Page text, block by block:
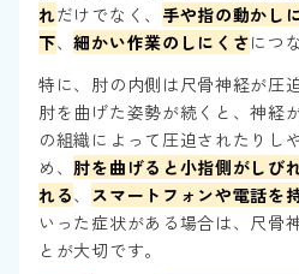
れだけでなく、 手や指の動かし
下、細かい作業のしにくさにつ
特に、肘の内側は尺骨神経が圧
肘を曲げた姿勢が続くと、神経
の組織によって圧迫されたりし
め、 肘を曲げると小指側がしび
れる、 スマートフォンや電話を
いった症状がある場合は、尺骨
とが大切です。